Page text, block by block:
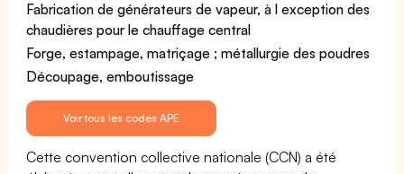
Fabrication de générateurs de vapeur, à l exception des
chaudières pour le chauffage central
Forge, estampage, matriçage ; métallurgie des poudres
Découpage, emboutissage
Voir tous les codes APE
Cette convention collective nationale (CCN) a été